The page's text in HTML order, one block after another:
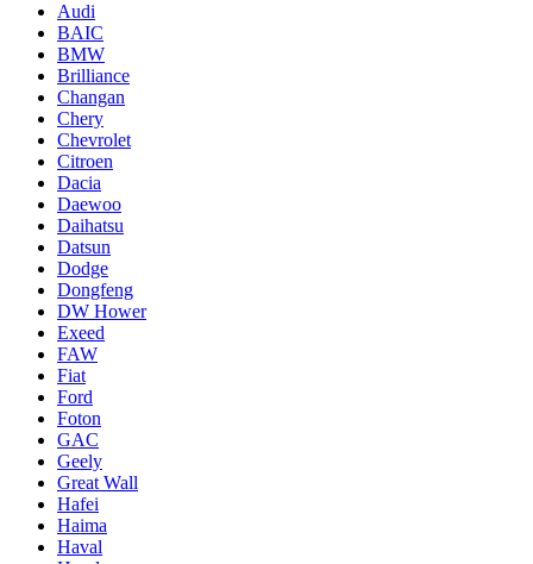
Audi
BAIC
BMW
Brilliance
Changan
Chery
Chevrolet
Citroen
Dacia
Daewoo
Daihatsu
Datsun
Dodge
Dongfeng
DW Hower
Exeed
FAW
Fiat
Ford
Foton
GAC
Geely
Great Wall
Hafei
Haima
Haval